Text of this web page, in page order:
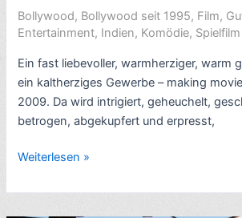
&
Tänzen)
8
Sterne
Bollywood, Bollywood seit 1995, Film,
Entertainment, Indien, Komödie, Spielfilm
Ein fast liebevoller, warmherziger, warm
ein kaltherziges Gewerbe – making
2009. Da wird intrigiert, geheuchelt,
betrogen, abgekupfert und erpresst,
Rezension
Bollywood-
Film:
Weiterlesen »